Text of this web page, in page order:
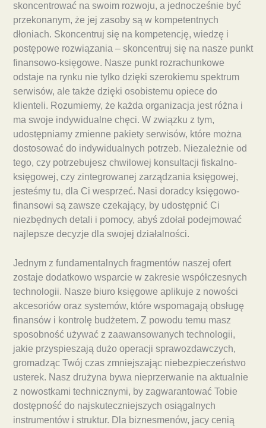
skoncentrować na swoim rozwoju, a jednocześnie być
przekonanym, że jej zasoby są w kompetentnych
dłoniach. Skoncentruj się na kompetencję, wiedzę i
postępowe rozwiązania – skoncentruj się na nasze punkt
finansowo-księgowe. Nasze punkt rozrachunkowe
odstaje na rynku nie tylko dzięki szerokiemu spektrum
serwisów, ale także dzięki osobistemu opiece do
klienteli. Rozumiemy, że każda organizacja jest różna i
ma swoje indywidualne chęci. W związku z tym,
udostępniamy zmienne pakiety serwisów, które można
dostosować do indywidualnych potrzeb. Niezależnie od
tego, czy potrzebujesz chwilowej konsultacji fiskalno-
księgowej, czy zintegrowanej zarządzania księgowej,
jesteśmy tu, dla Ci wesprzeć. Nasi doradcy księgowo-
finansowi są zawsze czekający, by udostępnić Ci
niezbędnych detali i pomocy, abyś zdołał podejmować
najlepsze decyzje dla swojej działalności.
Jednym z fundamentalnych fragmentów naszej ofert
zostaje dodatkowo wsparcie w zakresie współczesnych
technologii. Nasze biuro księgowe aplikuje z nowości
akcesoriów oraz systemów, które wspomagają obsługę
finansów i kontrolę budżetem. Z powodu temu masz
sposobność używać z zaawansowanych technologii,
jakie przyspieszają dużo operacji sprawozdawczych,
gromadząc Twój czas zmniejszając niebezpieczeństwo
usterek. Nasz drużyna bywa nieprzerwanie na aktualnie
z nowostkami technicznymi, by zagwarantować Tobie
dostępność do najskuteczniejszych osiągalnych
instrumentów i struktur. Dla biznesmenów, jacy cenią